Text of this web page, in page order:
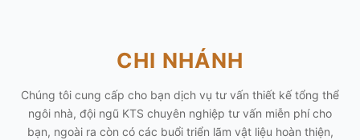
CHI NHÁNH
Chúng tôi cung cấp cho bạn dịch vụ tư vấn thiết kế tổng thể
ngôi nhà, đội ngũ KTS chuyên nghiệp tư vấn miễn phí cho
bạn, ngoài ra còn có các buổi triển lãm vật liệu hoàn thiện,